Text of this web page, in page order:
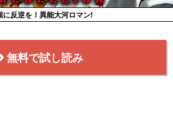
に反逆を！異能大河ロマン!
無料で試し読み